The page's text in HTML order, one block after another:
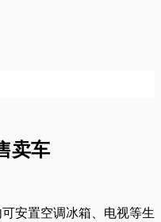
卖车
安置空调冰箱、电视等生